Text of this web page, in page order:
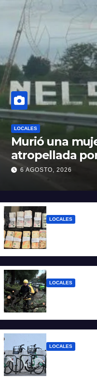
LOCALES
Murió una
atropellada
en Nelson
6 AGOSTO, 2026
LOCALES
LOCALES
LOCALES